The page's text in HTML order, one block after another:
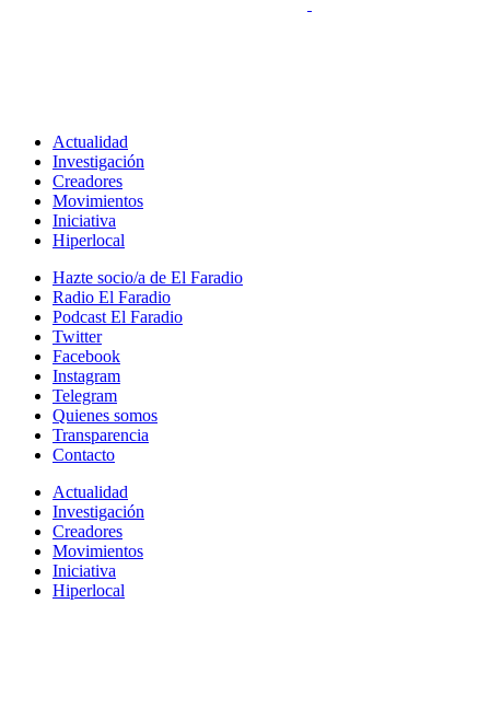
Actualidad
Investigación
Creadores
Movimientos
Iniciativa
Hiperlocal
Hazte socio/a de El Faradio
Radio El Faradio
Podcast El Faradio
Twitter
Facebook
Instagram
Telegram
Quienes somos
Transparencia
Contacto
Actualidad
Investigación
Creadores
Movimientos
Iniciativa
Hiperlocal